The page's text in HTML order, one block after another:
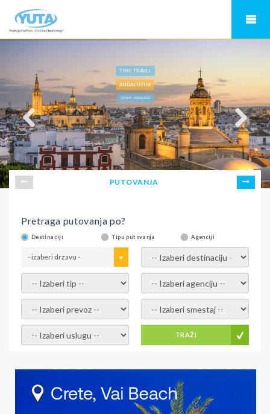
TIME TRAVEL
ANDALUZIJA
ŠPANIJA - ANDALUZIJA
PUTOVANJA
Pretraga putovanja po?
Destinaciji Tipu putovanja Agenciji
- izaberi drzavu - - izaberi destinaciju -
- izaberi tip - - izaberi agenciju -
- izaberi prevoz - - Izaberite smestaj -
- Izaberite uslugu - TRAŽI